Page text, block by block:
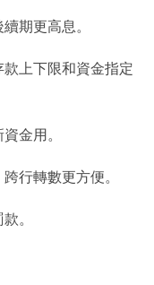
期更高息。
款上下限和資金指定
金用。
行轉數更方便。
。